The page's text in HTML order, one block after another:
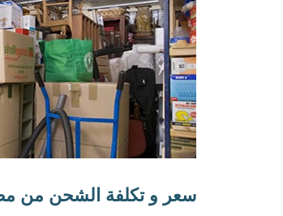
سعر و تكلفة الشحن من